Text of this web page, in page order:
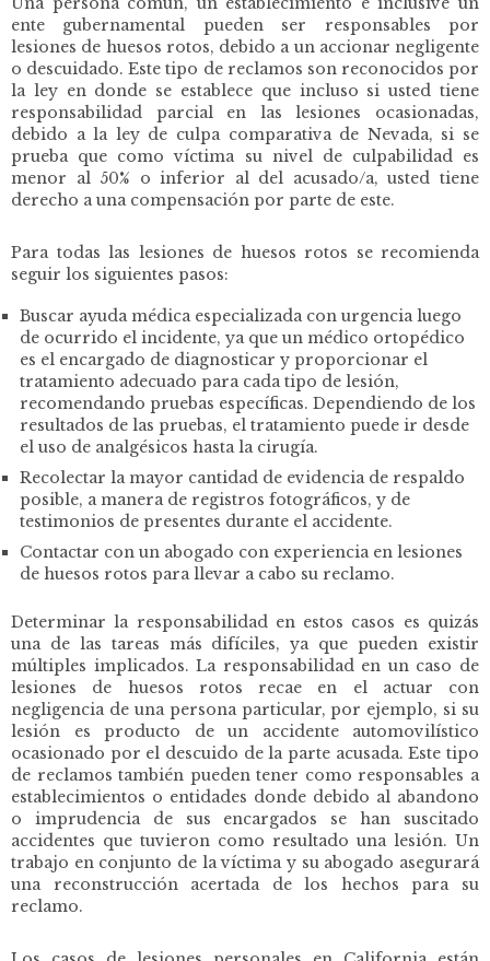
ente gubernamental pueden ser responsables por
lesiones de huesos rotos, debido a un accionar negligente
o descuidado. Este tipo de reclamos son reconocidos por
la ley en donde se establece que incluso si usted tiene
responsabilidad parcial en las lesiones ocasionadas,
debido a la ley de culpa comparativa de Nevada, si se
prueba que como víctima su nivel de culpabilidad es
menor al 50% o inferior al del acusado/a, usted tiene
derecho a una compensación por parte de este.
Para todas las lesiones de huesos rotos se recomienda
seguir los siguientes pasos:
Buscar ayuda médica especializada con urgencia luego
de ocurrido el incidente, ya que un médico ortopédico
es el encargado de diagnosticar y proporcionar el
tratamiento adecuado para cada tipo de lesión,
recomendando pruebas específicas. Dependiendo de los
resultados de las pruebas, el tratamiento puede ir desde
el uso de analgésicos hasta la cirugía.
Recolectar la mayor cantidad de evidencia de respaldo
posible, a manera de registros fotográficos, y de
testimonios de presentes durante el accidente.
Contactar con un abogado con experiencia en lesiones
de huesos rotos para llevar a cabo su reclamo.
Determinar la responsabilidad en estos casos es quizás
una de las tareas más difíciles, ya que pueden existir
múltiples implicados. La responsabilidad en un caso de
lesiones de huesos rotos recae en el actuar con
negligencia de una persona particular, por ejemplo, si su
lesión es producto de un accidente automovilístico
ocasionado por el descuido de la parte acusada. Este tipo
de reclamos también pueden tener como responsables a
establecimientos o entidades donde debido al abandono
o imprudencia de sus encargados se han suscitado
accidentes que tuvieron como resultado una lesión. Un
trabajo en conjunto de la víctima y su abogado asegurará
una reconstrucción acertada de los hechos para su
reclamo.